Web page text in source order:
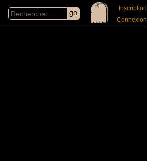
Inscription
Connexion